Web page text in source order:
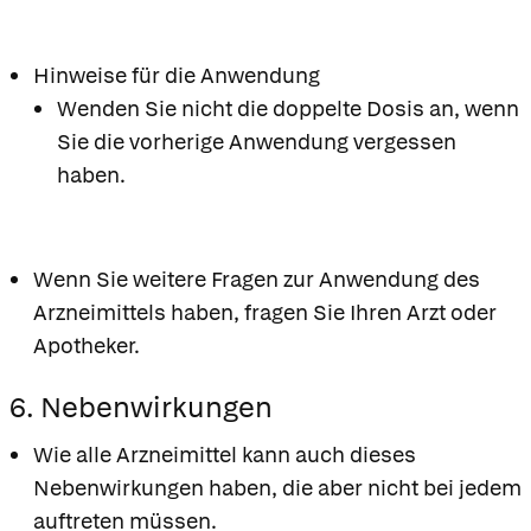
Hinweise für die Anwendung
Wenden Sie nicht die doppelte Dosis an, wenn
Sie die vorherige Anwendung vergessen
haben.
Wenn Sie weitere Fragen zur Anwendung des
Arzneimittels haben, fragen Sie Ihren Arzt oder
Apotheker.
6. Nebenwirkungen
Wie alle Arzneimittel kann auch dieses
Nebenwirkungen haben, die aber nicht bei jedem
auftreten müssen.